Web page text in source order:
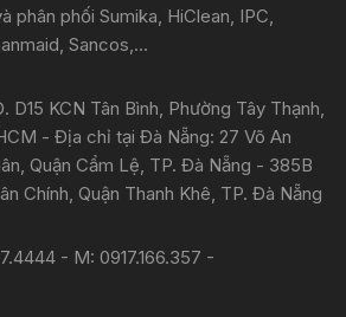
phân phối Sumika, HiClean, IPC,
Sancos,...
D15 KCN Tân Bình, Phường Tây Thạnh,
- Địa chỉ tại Đà Nẵng: 27 Võ An
Quận Cẩm Lệ, TP. Đà Nẵng - 385B
Chính, Quận Thanh Khê, TP. Đà Nẵng
- M: 0917.166.357 -